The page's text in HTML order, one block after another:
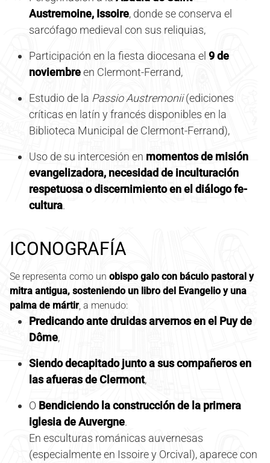
Austremoine, Issoire, donde se conserva el
sarcófago medieval con sus reliquias,
Participación en la fiesta diocesana el 9 de
noviembreen Clermont-Ferrand,
Estudio de la Passio Austremonii(ediciones
críticas en latín y francés disponibles en la
Biblioteca Municipal de Clermont-Ferrand),
Uso de su intercesión en momentos de misión
evangelizadora, necesidad de inculturación
respetuosa o discernimiento en el diálogo fe-
cultura.
ICONOGRAFÍA
Se representa como un obispo galo con báculo pastoral y
mitra antigua, sosteniendo un libro del Evangelio y una
palma de mártir, a menudo:
Predicando ante druidas arvernos en el Puy de
Dôme,
Siendo decapitado junto a sus compañeros en
las afueras de Clermont,
O Bendiciendo la construcción de la primera
iglesia de Auvergne.
En esculturas románicas auvernesas
(especialmente en Issoire y Orcival), aparece con